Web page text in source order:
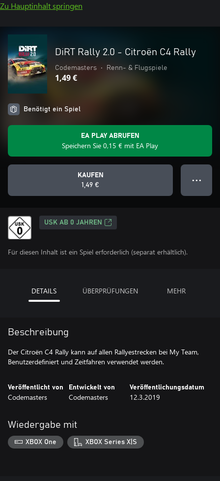
Zu Hauptinhalt springen
DiRT Rally 2.0 - Citroën C4 Rally
Codemasters • Renn- & Flugspiele
1,49 €
Benötigt ein Spiel
EA PLAY ABRUFEN
Speichern Sie 0,15 € mit EA Play
KAUFEN
1,49 €
● ● ●
USK AB 0 JAHREN
Für diesen Inhalt ist ein Spiel erforderlich (separat erhältlich).
DETAILS ÜBERPRÜFUNGEN MEHR
Beschreibung
Der Citroën C4 Rally kann auf allen Rallyestrecken bei My Team,
Benutzerdefiniert und Zeitfahren verwendet werden.
Veröffentlicht von
Codemasters
Entwickelt von
Codemasters
Veröffentlichungsdatum
12.3.2019
Wiedergabe mit
XBOX One XBOX Series X|S